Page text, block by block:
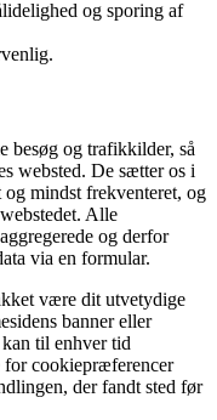
og sporing af
besøg og trafikkilder, så
websted. De sætter os i
mindst frekventeret, og
Alle
og derfor
via en formular.
være dit utvetydige
banner eller
til enhver tid
cookiepræferencer
der fandt sted før